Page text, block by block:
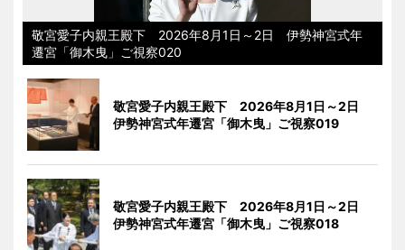
敬宮愛子内親王殿下 2026年8月1日～2日 伊勢神宮式年
遷宮「御木曳」ご視察020
敬宮愛子内親王殿下 2026年8月1日～2日
伊勢神宮式年遷宮「御木曳」ご視察019
敬宮愛子内親王殿下 2026年8月1日～2日
伊勢神宮式年遷宮「御木曳」ご視察018